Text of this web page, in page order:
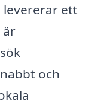
levererar ett
är
och